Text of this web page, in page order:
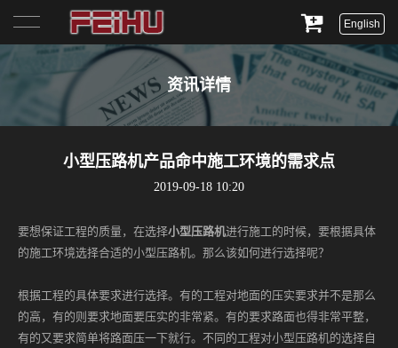
English
资讯详情
小型压路机产品命中施工环境的需求点
2019-09-18 10:20
要想保证工程的质量，在选择小型压路机进行施工的时候，要根据具体
的施工环境选择合适的小型压路机。那么该如何进行选择呢？
根据工程的具体要求进行选择。有的工程对地面的压实要求并不是那么
的高，有的则要求地面要压实的非常紧。有的要求路面也得非常平整，
有的又要求简单将路面压一下就行。不同的工程对小型压路机的选择自
关于我们
产品展示
新闻资讯
联系我们